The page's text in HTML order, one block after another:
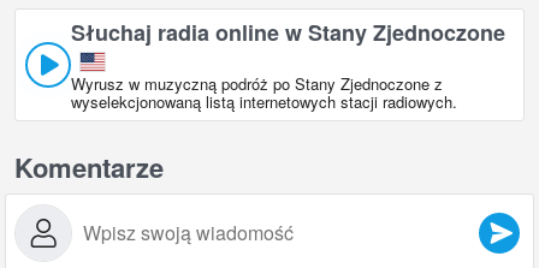
Słuchaj radia online w Stany Zjednoczone
Wyrusz w muzyczną podróż po Stany Zjednoczone z
wyselekcjonowaną listą internetowych stacji radiowych.
Komentarze